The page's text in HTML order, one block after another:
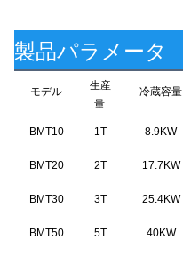
製品パラメータ
モデル
生産
量
冷蔵容量
BMT10 1T 8.9KW
BMT20 2T 17.7KW
BMT30 3T 25.4KW
BMT50 5T 40KW